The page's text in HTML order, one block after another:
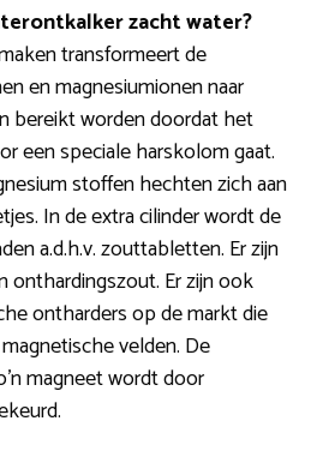
zacht water?
transformeert de
en magnesiumionen naar
bereikt worden doordat het
een speciale harskolom gaat.
stoffen hechten zich aan
In de extra cilinder wordt de
a.d.h.v. zouttabletten. Er zijn
onthardingszout. Er zijn ook
ontharders op de markt die
velden. De
magneet wordt door